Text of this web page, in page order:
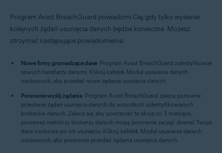
Program Avast BreachGuard powiadomi Cię, gdy tylko wysłanie
kolejnych żądań usunięcia danych będzie konieczne. Możesz
otrzymać następujące powiadomienia:
Nowe firmy gromadzące dane: Program Avast BreachGuard zidentyfikował
nowych handlarzy danymi. Kliknij kafelek Moduł usuwania danych
osobowych, aby przesłać nowe żądania usunięcia danych.
Ponownie wyślij żądania: Program Avast BreachGuard zaleca ponowne
przesłanie żądań usunięcia danych do wszystkich zidentyfikowanych
brokerów danych. Zaleca się, aby powtarzać tę akcję co 3 miesiące,
ponieważ niektórzy brokerzy danych mogą ponownie zacząć zbierać Twoje
dane osobowe po ich usunięciu. Kliknij kafelek Moduł usuwania danych
osobowych, aby ponownie przesłać żądania usunięcia danych.